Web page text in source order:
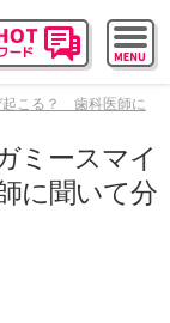
起こる？ 歯科医師に
ミースマイ
に聞いて分